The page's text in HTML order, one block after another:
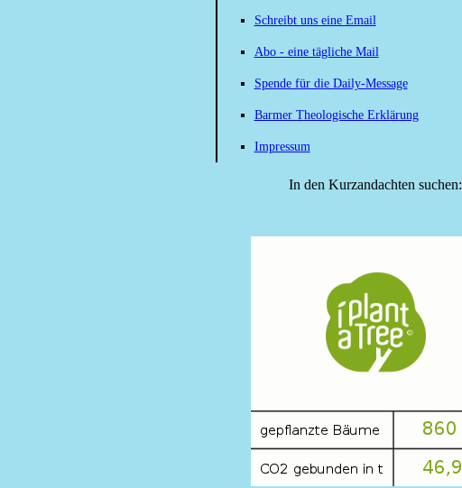
Schreibt uns eine Email
Abo - eine tägliche Mail
Spende für die Daily-Message
Barmer Theologische Erklärung
Impressum
In den Kurzandachten suchen: